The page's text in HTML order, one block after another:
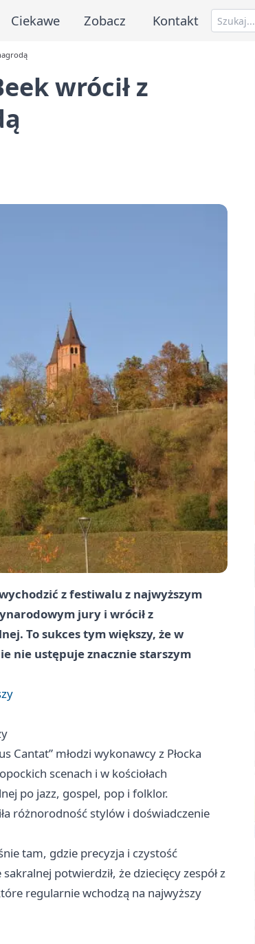
Ciekawe Zobacz Kontakt
wrócił z
z festiwalu z najwyższym
jury i wrócił z
To sukces tym większy, że w
nie ustępuje znacznie starszym
Cantat” młodzi wykonawcy z Płocka
scenach i w kościołach
po jazz, gospel, pop i folklor.
różnorodność stylów i doświadczenie
tam, gdzie precyzja i czystość
potwierdził, że dziecięcy zespół z
regularnie wchodzą na najwyższy